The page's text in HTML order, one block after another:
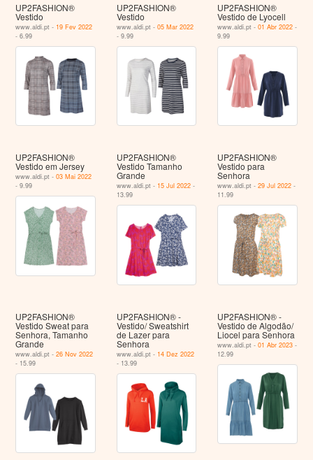
UP2FASHION®
Vestido
www.aldi.pt - 19 Fev 2022
- 6.99
UP2FASHION®
Vestido
www.aldi.pt - 05 Mar 2022
- 9.99
UP2FASHION®
Vestido de Lyocell
www.aldi.pt -01 Abr 2022 -
9.99
UP2FASHION®
Vestido em Jersey
www.aldi.pt -03 Mai 2022
- 9.99
UP2FASHION®
Vestido Tamanho
Grande
www.aldi.pt - 15 Jul 2022-
13.99
UP2FASHION®
Vestido para
Senhora
www.aldi.pt -29 Jul 2022 -
11.99
UP2FASHION®
Vestido Sweat para
Senhora, Tamanho
Grande
www.aldi.pt -26 Nov 2022
- 15.99
UP2FASHION® -
Vestido/ Sweatshirt
de Lazer para
Senhora
www.aldi.pt - 14 Dez 2022
- 13.99
UP2FASHION® -
Vestido de Algodão/
Liocel para Senhora
www.aldi.pt -01 Abr 2023 -
12.99